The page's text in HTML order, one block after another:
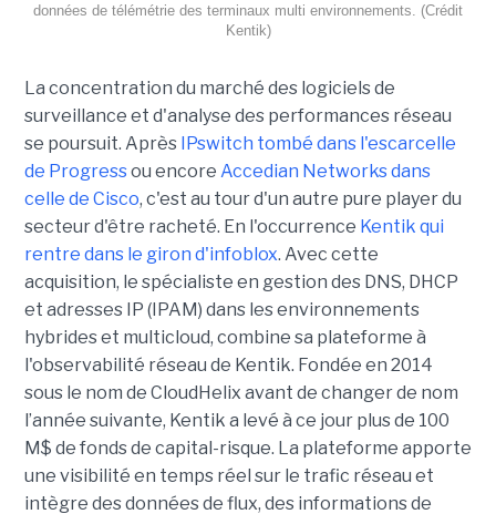
données de télémétrie des terminaux multi environnements. (Crédit
Kentik)
La concentration du marché des logiciels de
surveillance et d'analyse des performances réseau
se poursuit. Après IPswitch tombé dans l'escarcelle
de Progressou encore Accedian Networks dans
celle de Cisco, c'est au tour d'un autre pure player du
secteur d'être racheté. En l'occurrence Kentik qui
rentre dans le giron d'infoblox. Avec cette
acquisition, le spécialiste en gestion des DNS, DHCP
et adresses IP (IPAM) dans les environnements
hybrides et multicloud, combine sa plateforme à
l'observabilité réseau de Kentik. Fondée en 2014
sous le nom de CloudHelix avant de changer de nom
l’année suivante, Kentik a levé à ce jour plus de 100
M$ de fonds de capital-risque. La plateforme apporte
une visibilité en temps réel sur le trafic réseau et
intègre des données de flux, des informations de